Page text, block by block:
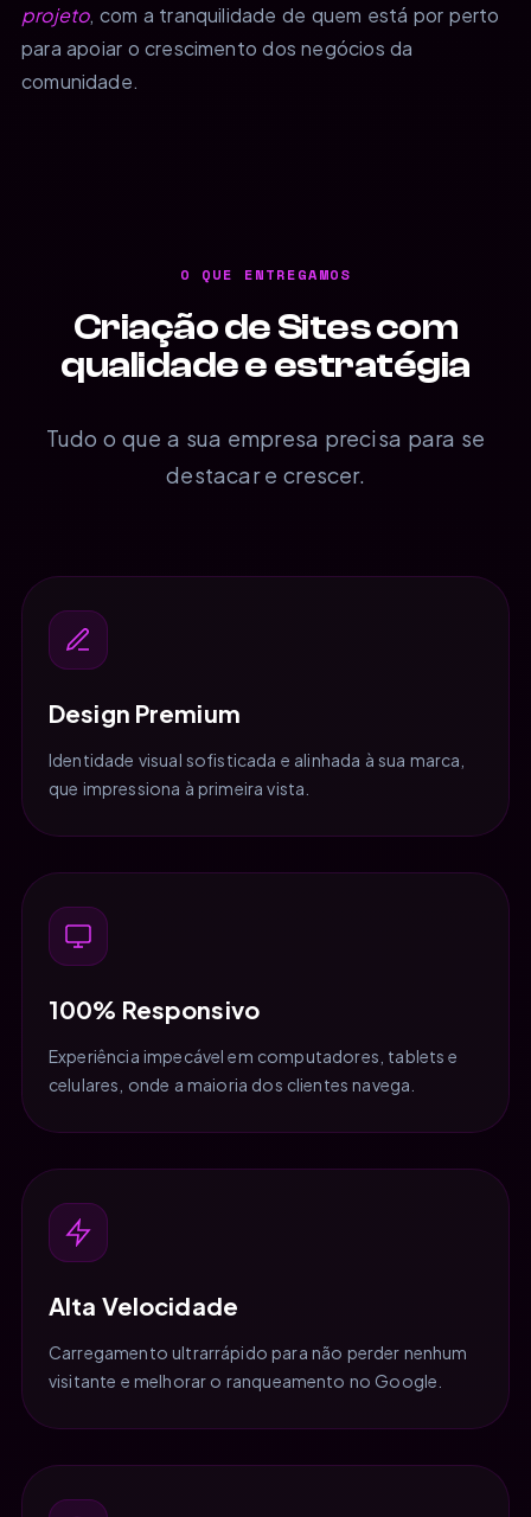
projeto, com a tranquilidade de quem está por perto
para apoiar o crescimento dos negócios da
comunidade.
O QUE ENTREGAMOS
Criação de Sites com
qualidade e estratégia
Tudo o que a sua empresa precisa para se
destacar e crescer.
Design Premium
Identidade visual sofisticada e alinhada à sua marca,
que impressiona à primeira vista.
100% Responsivo
Experiência impecável em computadores, tablets e
celulares, onde a maioria dos clientes navega.
Alta Velocidade
Carregamento ultrarrápido para não perder nenhum
visitante e melhorar o ranqueamento no Google.